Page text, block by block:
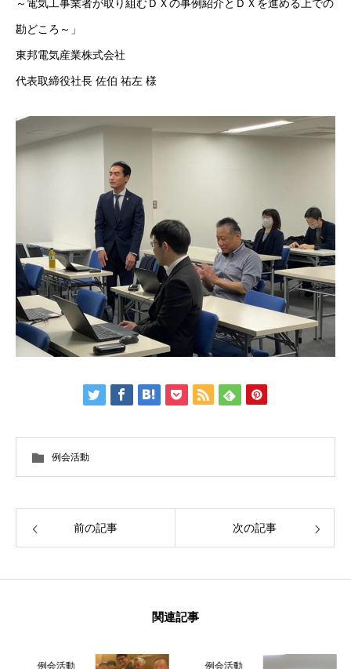
～電気工事業者が取り組むＤＸの事例紹介とＤＸを進める上での
勘どころ～」
東邦電気産業株式会社
代表取締役社長 佐伯 祐左 様
例会活動
前の記事 次の記事
関連記事
例会活動 例会活動